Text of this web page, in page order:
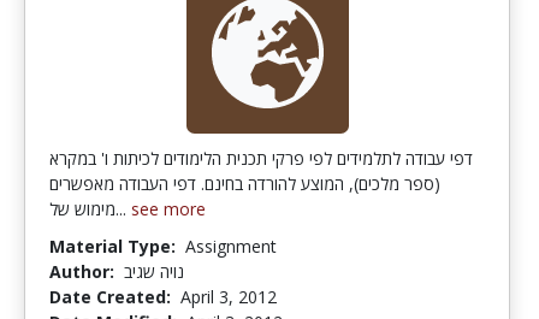
דפי עבודה לתלמידים לפי פרקי תכנית הלימודים לכיתות ו' במקרא
(ספר מלכים), המוצע להורדה בחינם. דפי העבודה מאפשרים
מימוש של... see more
Material Type: Assignment
Author: נויה שגיב
Date Created: April 3, 2012